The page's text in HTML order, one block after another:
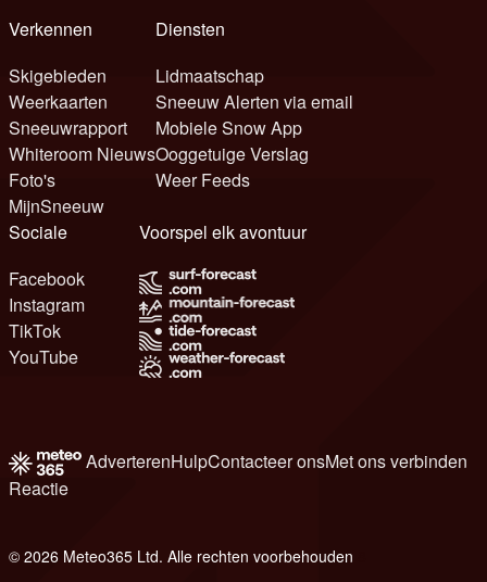
Verkennen
Skigebieden
Weerkaarten
Sneeuwrapport
Whiteroom Nieuws
Foto's
MijnSneeuw
Diensten
Lidmaatschap
Sneeuw Alerten via email
Mobiele Snow App
Ooggetuige Verslag
Weer Feeds
Sociale
Facebook
Instagram
TikTok
YouTube
Voorspel elk avontuur
AdverterenHulpContacteer onsMet ons verbinden
Reactie
© 2026 Meteo365 Ltd. Alle rechten voorbehouden